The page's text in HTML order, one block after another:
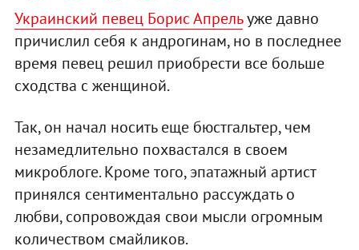
Украинский певец Борис Апрельуже давно
причислил себя к андрогинам, но в последнее
время певец решил приобрести все больше
сходства с женщиной.
Так, он начал носить еще бюстгальтер, чем
незамедлительно похвастался в своем
микроблоге. Кроме того, эпатажный артист
принялся сентиментально рассуждать о
любви, сопровождая свои мысли огромным
количеством смайликов.